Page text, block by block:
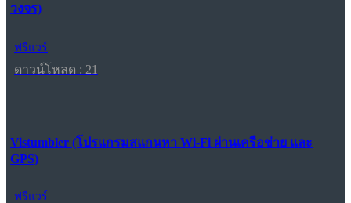
วงจร)
ฟรีแวร์
ดาวน์โหลด : 21
Vistumbler (โปรแกรมสแกนหา Wi-Fi ผ่านเครือข่าย และ
GPS)
ฟรีแวร์